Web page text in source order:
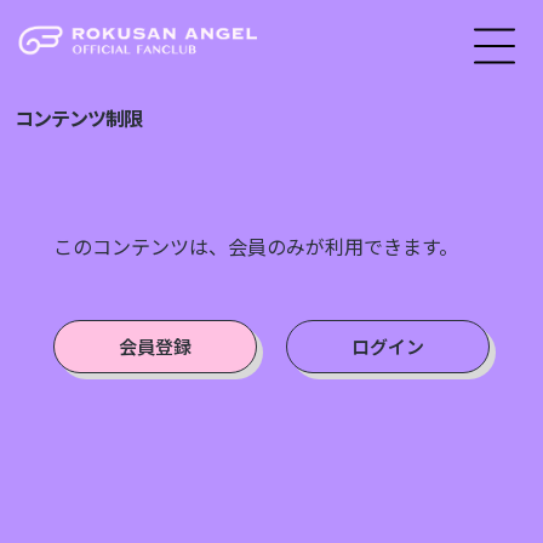
コンテンツ制限
このコンテンツは、会員のみが利用できます。
会員登録 ログイン